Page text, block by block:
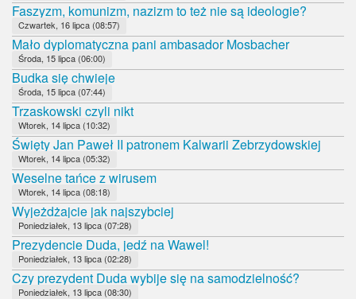
Faszyzm, komunizm, nazizm to też nie są ideologie?
Czwartek, 16 lipca (08:57)
Mało dyplomatyczna pani ambasador Mosbacher
Środa, 15 lipca (06:00)
Budka się chwieje
Środa, 15 lipca (07:44)
Trzaskowski czyli nikt
Wtorek, 14 lipca (10:32)
Święty Jan Paweł II patronem Kalwarii Zebrzydowskiej
Wtorek, 14 lipca (05:32)
Weselne tańce z wirusem
Wtorek, 14 lipca (08:18)
Wyjeżdżajcie jak najszybciej
Poniedziałek, 13 lipca (07:28)
Prezydencie Duda, jedź na Wawel!
Poniedziałek, 13 lipca (02:28)
Czy prezydent Duda wybije się na samodzielność?
Poniedziałek, 13 lipca (08:30)